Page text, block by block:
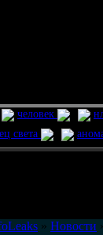
человек
света
» Новости